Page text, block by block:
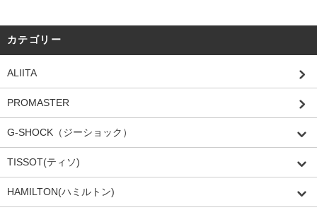
カテゴリー
ALIITA
PROMASTER
G-SHOCK（ジーショック）
TISSOT(ティソ)
HAMILTON(ハミルトン)